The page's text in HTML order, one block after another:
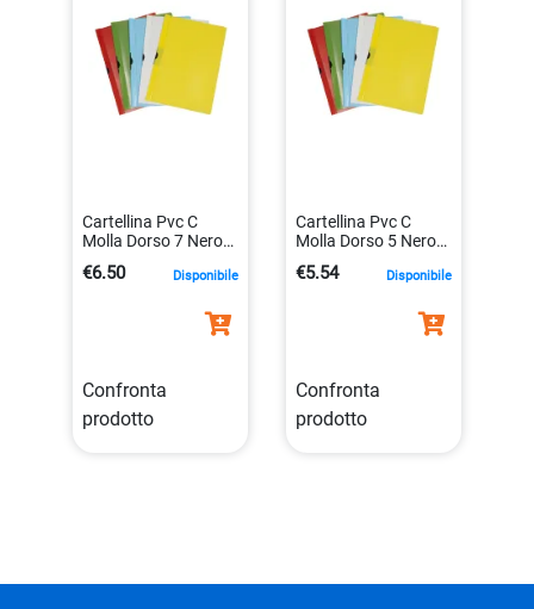
Cartellina Pvc C
Molla Dorso 7 Nero
X200703 40285a
€6.50 Disponibile
Confronta
prodotto
Cartellina Pvc C
Molla Dorso 5 Nero
X200503 40279a
€5.54 Disponibile
Confronta
prodotto